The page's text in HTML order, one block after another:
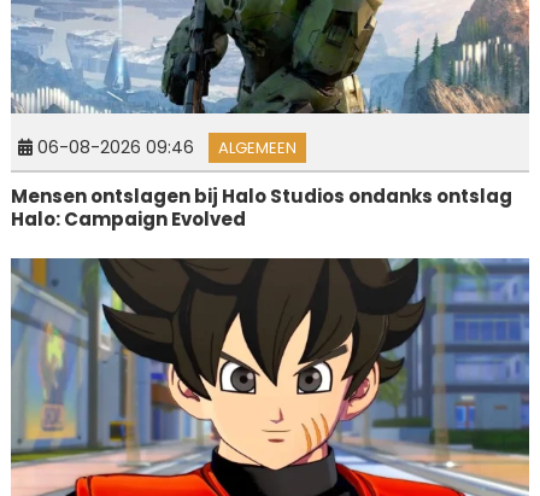
06-08-2026 09:46 ALGEMEEN
Mensen ontslagen bij Halo Studios ondanks ontslag
Halo: Campaign Evolved